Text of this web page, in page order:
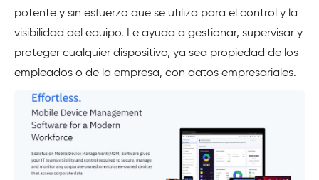
potente y sin esfuerzo que se utiliza para el control y la
visibilidad del equipo. Le ayuda a gestionar, supervisar y
proteger cualquier dispositivo, ya sea propiedad de los
empleados o de la empresa, con datos empresariales.